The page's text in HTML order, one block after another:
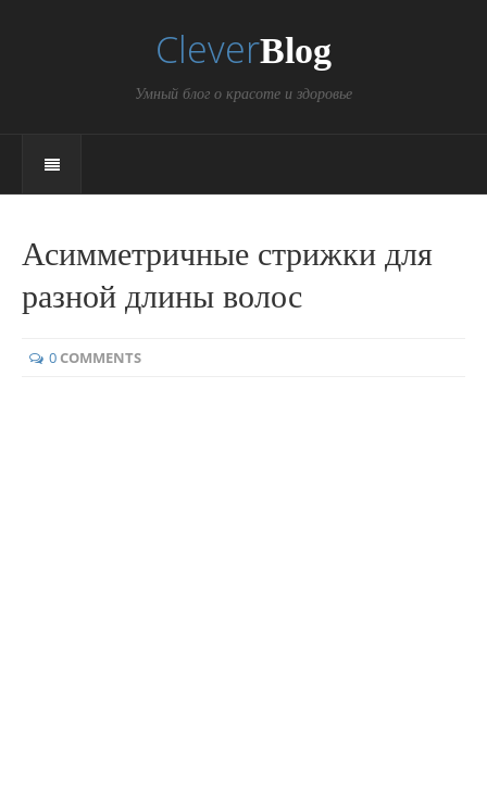
CleverBlog
Умный блог о красоте и здоровье
Асимметричные стрижки для
разной длины волос
0 COMMENTS